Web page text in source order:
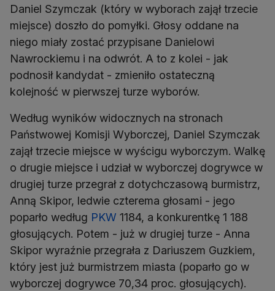
Daniel Szymczak (który w wyborach zajął trzecie
miejsce) doszło do pomyłki. Głosy oddane na
niego miały zostać przypisane Danielowi
Nawrockiemu i na odwrót. A to z kolei - jak
podnosił kandydat - zmieniło ostateczną
kolejność w pierwszej turze wyborów.
Według wyników widocznych na stronach
Państwowej Komisji Wyborczej, Daniel Szymczak
zajął trzecie miejsce w wyścigu wyborczym. Walkę
o drugie miejsce i udział w wyborczej dogrywce w
drugiej turze przegrał z dotychczasową burmistrz,
Anną Skipor, ledwie czterema głosami - jego
poparło według PKW 1184, a konkurentkę 1 188
głosujących. Potem - już w drugiej turze - Anna
Skipor wyraźnie przegrała z Dariuszem Guzkiem,
który jest już burmistrzem miasta (poparło go w
wyborczej dogrywce 70,34 proc. głosujących).